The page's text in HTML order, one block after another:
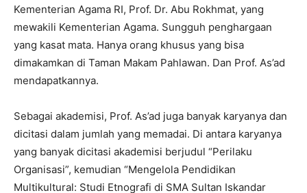
Kementerian Agama RI, Prof. Dr. Abu Rokhmat, yang
mewakili Kementerian Agama. Sungguh penghargaan
yang kasat mata. Hanya orang khusus yang bisa
dimakamkan di Taman Makam Pahlawan. Dan Prof. As’ad
mendapatkannya.
Sebagai akademisi, Prof. As’ad juga banyak karyanya dan
dicitasi dalam jumlah yang memadai. Di antara karyanya
yang banyak dicitasi akademisi berjudul “Perilaku
Organisasi”, kemudian “Mengelola Pendidikan
Multikultural: Studi Etnografi di SMA Sultan Iskandar